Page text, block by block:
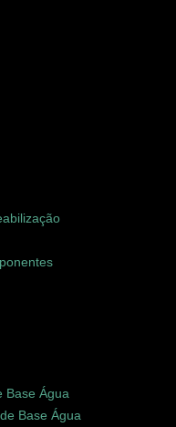
Base Água
Base Água